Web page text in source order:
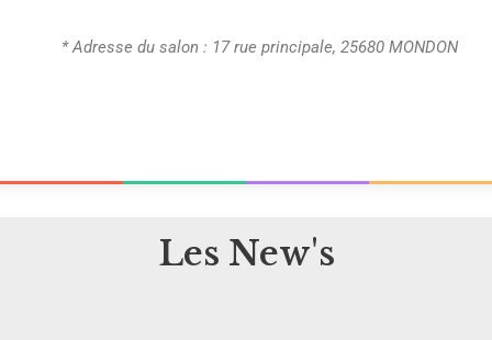
* Adresse du salon : 17 rue principale, 25680 MONDON
Les New's